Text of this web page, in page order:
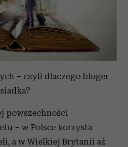
– czyli dlaczego bloger
powszechności
– w Polsce korzysta
a w Wielkiej Brytanii aż